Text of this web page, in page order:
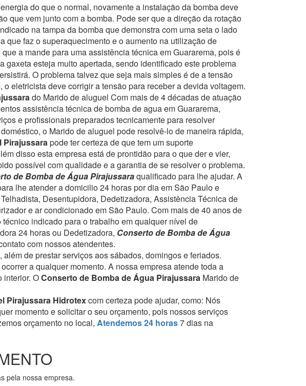
do que o normal, novamente a instalação da bomba deve
que vem junto com a bomba. Pode ser que a direção da rotação
na tampa da bomba que demonstra com uma seta o lado
que faz o superaquecimento e o aumento na utilização de
a mande para uma assistência técnica em Guararema, pois é
gaxeta esteja muito apertada, sendo identificado este problema
O problema talvez que seja mais simples é de a tensão
eletricista deve corrigir a tensão para receber a devida voltagem.
do Marido de aluguel Com mais de 4 décadas de atuação
assistência técnica de bomba de agua em Guararema,
e profissionais preparados tecnicamente para resolver
o Marido de aluguel pode resolvê-lo de maneira rápida,
Pirajussarapode ter certeza de que tem um suporte
disso esta empresa está de prontidão para o que der e vier,
possível com qualidade e a garantia de se resolver o problema.
de Bomba de Água Pirajussaraqualificado para lhe ajudar. A
lhe atender a domicilio 24 horas por dia em São Paulo e
Desentupidora, Dedetizadora, Assistência Técnica de
e ar condicionado em São Paulo. Com mais de 40 anos de
indicado para o trabalho em qualquer nível de
24 horas ou Dedetizadora, Conserto de Bomba de Água
com nossos atendentes.
além de prestar serviços aos sábados, domingos e feriados.
a qualquer momento. A nossa empresa atende toda a
interior. OConserto de Bomba de Água Pirajussara Marido de
Pirajussara Hidrotexcom certeza pode ajudar, como: Nós
momento e solicitar o seu orçamento, pois nossos serviços
orçamento no local, Atendemos 24 horas7 dias na
pela nossa empresa.